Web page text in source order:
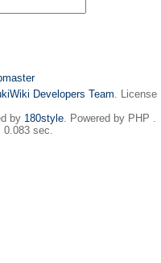
Developers Team. License
by 180style. Powered by PHP .
0.083 sec.